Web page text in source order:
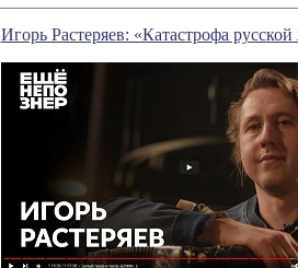
Игорь Растеряев: «Катастрофа